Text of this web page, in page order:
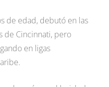
de edad, debutó en las
de Cincinnati, pero
en ligas